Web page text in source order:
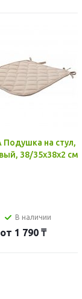
Подушка на стул,
38/35x38x2 см
В наличии
от 1 790 ₸